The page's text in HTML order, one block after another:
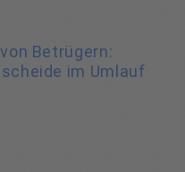
Betrügern:
im Umlauf